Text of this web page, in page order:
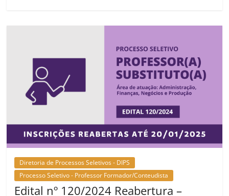
Diretoria de Processos Seletivos - DIPS
Processo Seletivo - Professor Formador/Conteudista
Edital nº 120/2024 Reabertura –